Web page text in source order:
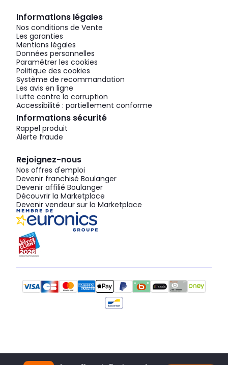
Informations légales
Nos conditions de Vente
Les garanties
Mentions légales
Données personnelles
Paramétrer les cookies
Politique des cookies
Système de recommandation
Les avis en ligne
Lutte contre la corruption
Accessibilité : partiellement conforme
Informations sécurité
Rappel produit
Alerte fraude
Rejoignez-nous
Nos offres d'emploi
Devenir franchisé Boulanger
Devenir affilié Boulanger
Découvrir la Marketplace
Devenir vendeur sur la Marketplace